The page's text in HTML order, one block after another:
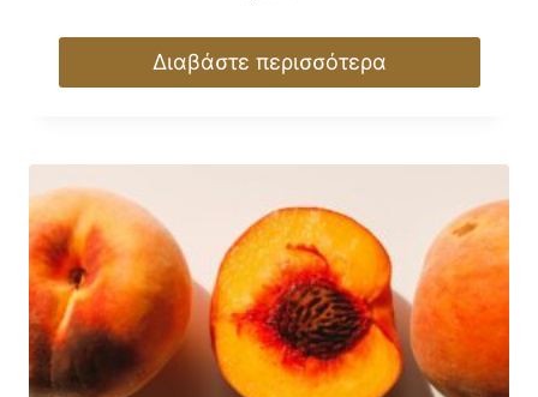
Διαβάστε περισσότερα